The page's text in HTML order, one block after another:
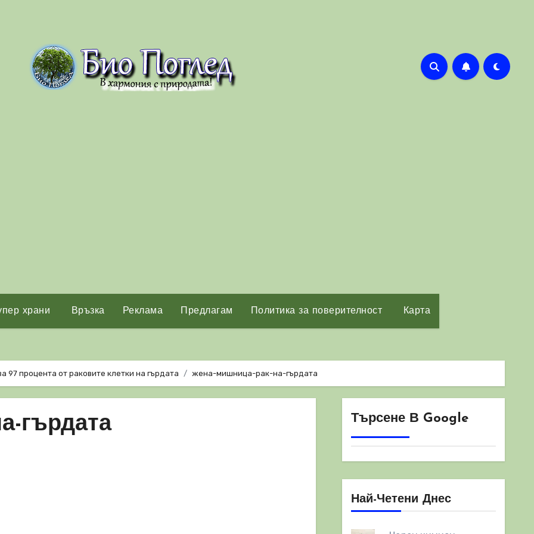
храни Връзка Реклама Предлагам Политика за поверителност Карта
97 процента от раковите клетки на гърдата жена-мишница-рак-на-гърдата
гърдата Търсене В Google
Най-Четени Днес